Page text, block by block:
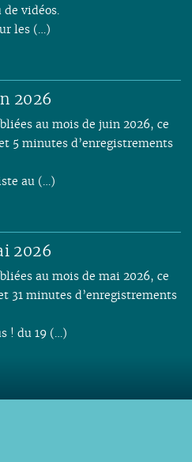
de vidéos.
les (…)
2026
au mois de juin 2026, ce
5 minutes d’enregistrements
au (…)
2026
au mois de mai 2026, ce
31 minutes d’enregistrements
! du 19 (…)